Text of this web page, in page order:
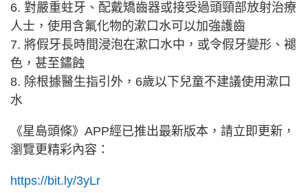
6. 對嚴重蛀牙、配戴矯齒器或接受過頭頸部放射治療
人士，使用含氟化物的漱口水可以加強護齒
7. 將假牙長時間浸泡在漱口水中，或令假牙變形、褪
色，甚至鏽蝕
8. 除根據醫生指引外，6歲以下兒童不建議使用漱口
水
《星島頭條》APP經已推出最新版本，請立即更新，
瀏覽更精彩內容：
https://bit.ly/3yLr